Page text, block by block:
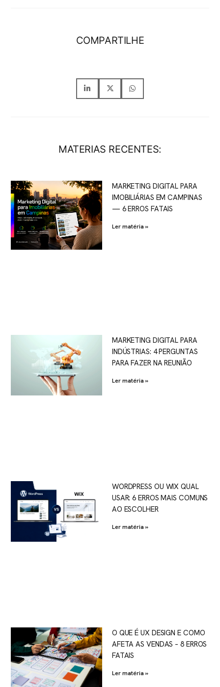
COMPARTILHE
MATERIAS RECENTES:
MARKETING DIGITAL PARA
IMOBILIÁRIAS EM CAMPINAS
— 6 ERROS FATAIS
Ler matéria »
MARKETING DIGITAL PARA
INDÚSTRIAS: 4 PERGUNTAS
PARA FAZER NA REUNIÃO
Ler matéria »
WORDPRESS OU WIX QUAL
USAR: 6 ERROS MAIS COMUNS
AO ESCOLHER
Ler matéria »
O QUE É UX DESIGN E COMO
AFETA AS VENDAS – 8 ERROS
FATAIS
Ler matéria »